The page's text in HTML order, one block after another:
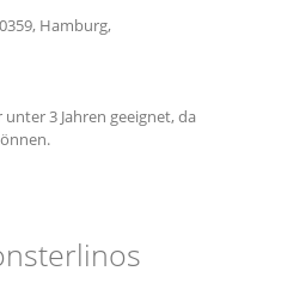
Hamburg,
3 Jahren geeignet, da